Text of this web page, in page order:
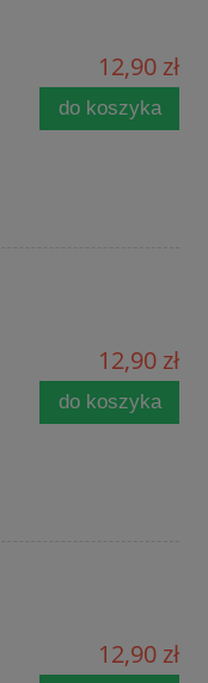
12,90 zł
do koszyka
12,90 zł
do koszyka
12,90 zł